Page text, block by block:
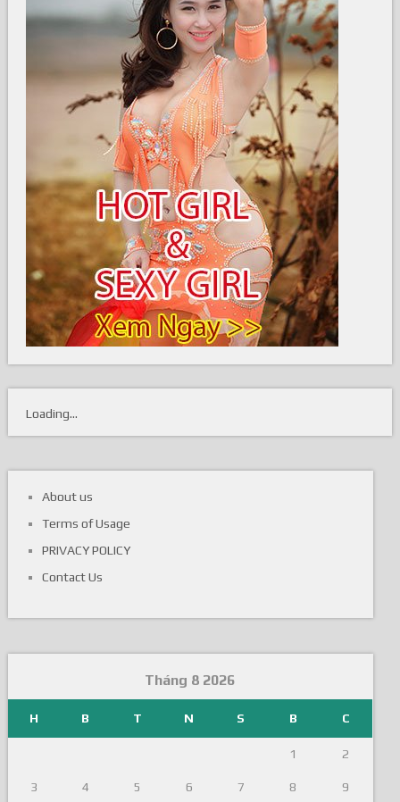
Loading...
About us
Terms of Usage
PRIVACY POLICY
Contact Us
Tháng 8 2026
H B T N S B C
1 2
3 4 5 6 7 8 9